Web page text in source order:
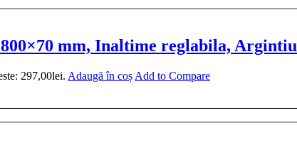
mm, Inaltime reglabila, Argintiu
297,00lei. Adaugă în coș Add to Compare